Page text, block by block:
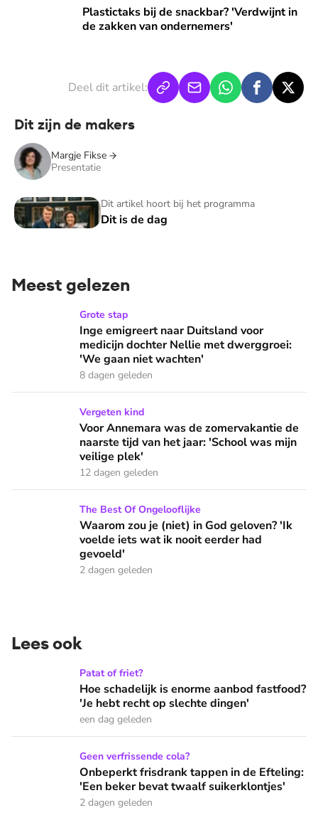
Plastictaks bij de snackbar? 'Verdwijnt in
de zakken van ondernemers'
Plastictaks bij de snackbar? 'Verdwijnt in de zakken van
Deel dit artikel:
Dit zijn de makers
Margje Fikse
Presentatie
Dit artikel hoort bij het programma
Dit is de dag
Dit is de dag
Meest gelezen
Inge emigreert naar Duitsland voor medicijn dochter
Grote stap
Inge emigreert naar Duitsland voor
medicijn dochter Nellie met dwerggroei:
'We gaan niet wachten'
8 dagen geleden
Voor Annemara was de zomervakantie de naarste tijd van
Vergeten kind
Voor Annemara was de zomervakantie de
naarste tijd van het jaar: 'School was mijn
veilige plek'
12 dagen geleden
Waarom zou je (niet) in God geloven? 'Ik voelde iets wat
The Best Of Ongelooflijke
Waarom zou je (niet) in God geloven? 'Ik
voelde iets wat ik nooit eerder had
gevoeld'
2 dagen geleden
Lees ook
Hoe schadelijk is enorme aanbod fastfood? 'Je hebt recht
Patat of friet?
Hoe schadelijk is enorme aanbod fastfood?
'Je hebt recht op slechte dingen'
een dag geleden
Onbeperkt frisdrank tappen in de Efteling: 'Een beker
Geen verfrissende cola?
Onbeperkt frisdrank tappen in de Efteling:
'Een beker bevat twaalf suikerklontjes'
2 dagen geleden